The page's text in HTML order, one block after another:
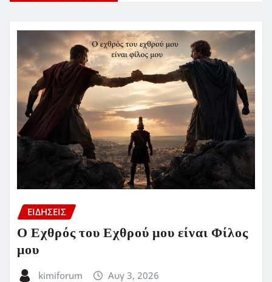
ΕΙΔΗΣΕΙΣ
Ο Εχθρός του Εχθρού μου είναι Φίλος
μου
kimiforum Αυγ 3, 2026